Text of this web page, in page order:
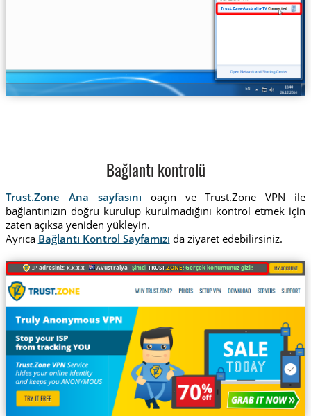
Trust.Zone-Australia-TV
Bağlantı kontrolü
Trust.Zone Ana sayfasını oaçın ve Trust.Zone VPN ile
bağlantınızın doğru kurulup kurulmadığını kontrol etmek için
zaten açıksa yeniden yükleyin.
Ayrıca Bağlantı Kontrol Sayfamızı da ziyaret edebilirsiniz.
IP adresiniz: x.x.x.x · Avustralya ·ŞimdiTRUST.ZONE! Gerçek konumunuz gizli!